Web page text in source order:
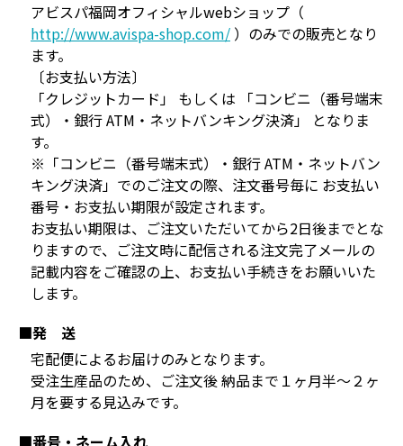
アビスパ福岡オフィシャルwebショップ（
http://www.avispa-shop.com/ ）のみでの販売となり
ます。
〔お支払い方法〕
「クレジットカード」 もしくは 「コンビニ（番号端末
式）・銀行 ATM・ネットバンキング決済」 となりま
す。
※「コンビニ（番号端末式）・銀行 ATM・ネットバン
キング決済」でのご注文の際、注文番号毎に お支払い
番号・お支払い期限が設定されます。
お支払い期限は、ご注文いただいてから2日後までとな
りますので、ご注文時に配信される注文完了メールの
記載内容をご確認の上、お支払い手続きをお願いいた
します。
■発 送
宅配便によるお届けのみとなります。
受注生産品のため、ご注文後 納品まで１ヶ月半～２ヶ
月を要する見込みです。
■番号・ネーム入れ